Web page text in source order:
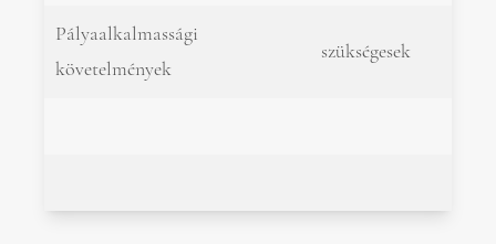
Pályaalkalmassági
követelmények
szükségesek